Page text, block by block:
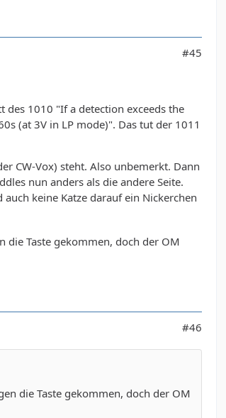
#45
des 1010 "If a detection exceeds the
(at 3V in LP mode)". Das tut der 1011
CW-Vox) steht. Also unbemerkt. Dann
nun anders als die andere Seite.
keine Katze darauf ein Nickerchen
die Taste gekommen, doch der OM
#46
die Taste gekommen, doch der OM